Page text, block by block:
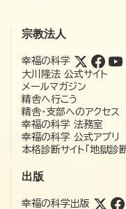
宗教法人
幸福の科学
大川隆法 公式サイト
メールマガジン
精舎へ行こう
精舎・支部へのアクセス
幸福の科学 法務室
幸福の科学 公式アプリ
本格診断サイト「地獄診断
出版
幸福の科学出版